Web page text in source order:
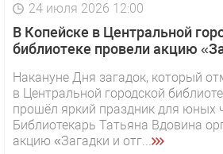
24 июля 2026 12:00
В Копейске в Центральной
библиотеке провели акцию
Накануне Дня загадок, который
в Центральной городской
прошёл яркий праздник для юных
Библиотекарь Татьяна Вдовина
акцию «Загадки и отг...